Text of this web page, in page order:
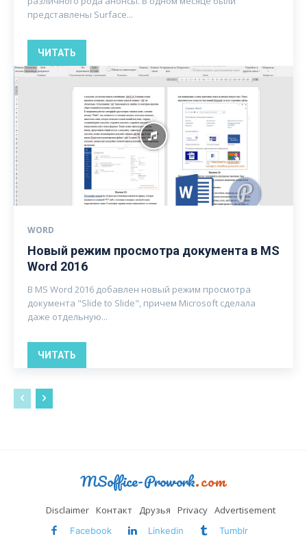
представлены Surface...
ЧИТАТЬ
WORD
Новый режим просмотра документа в MS
Word 2016
В MS Word 2016 добавлен новый режим просмотра
документа "Slide to Slide", причем Microsoft сделала
даже отдельную...
ЧИТАТЬ
MSoffice-Prowork.com
Disclaimer Контакт Друзья Privacy Advertisement
Facebook Linkedin Tumblr